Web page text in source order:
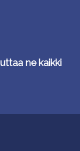
ne kaikki